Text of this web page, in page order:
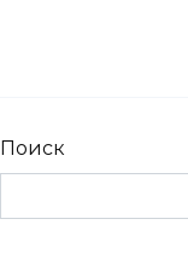
Поиск